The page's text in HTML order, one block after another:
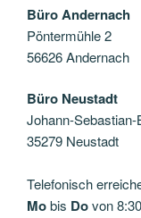
Büro Andernach
Pöntermühle 2
56626 Andernach
Büro Neustadt
Johann-
35279 Neustadt
Telefonisch
Mobis Dovon